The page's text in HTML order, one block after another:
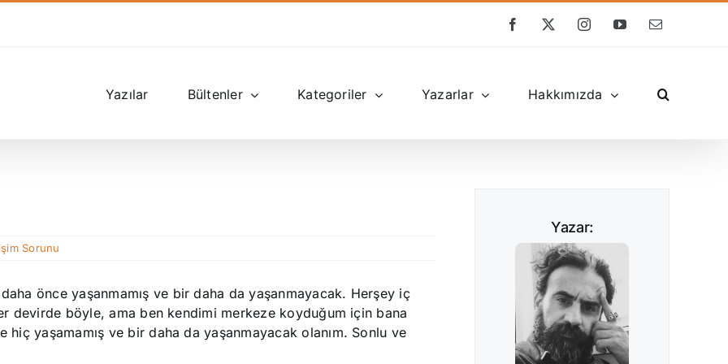
Facebook
X InstagramYouTube
E-
Yazılar Bültenler Kategoriler Yazarlar Hakkımızda
Sorunu
önce yaşanmamış ve bir daha da yaşanmayacak. Herşey iç
devirde böyle, ama ben kendimi merkeze koyduğum için bana
yaşamamış ve bir daha da yaşanmayacak olanım. Sonlu ve
Yazar: